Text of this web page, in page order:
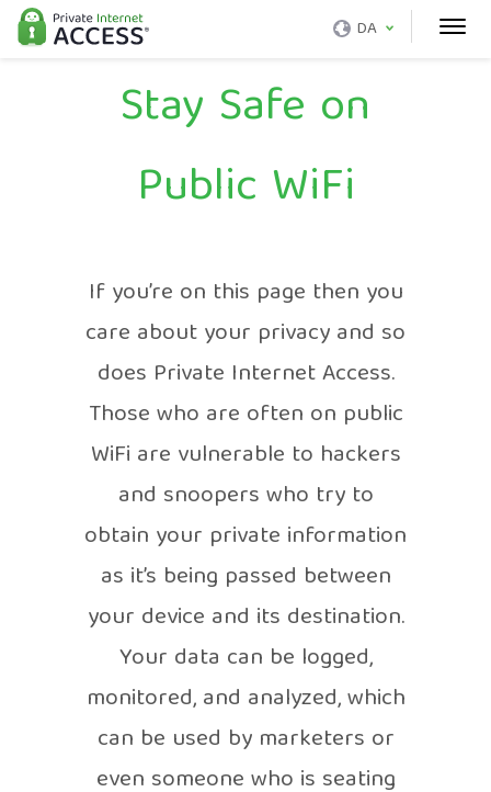
DA
Stay Safe on
Public WiFi
If you’re on this page then you
care about your privacy and so
does Private Internet Access.
Those who are often on public
WiFi are vulnerable to hackers
and snoopers who try to
obtain your private information
as it’s being passed between
your device and its destination.
Your data can be logged,
monitored, and analyzed, which
can be used by marketers or
even someone who is seating